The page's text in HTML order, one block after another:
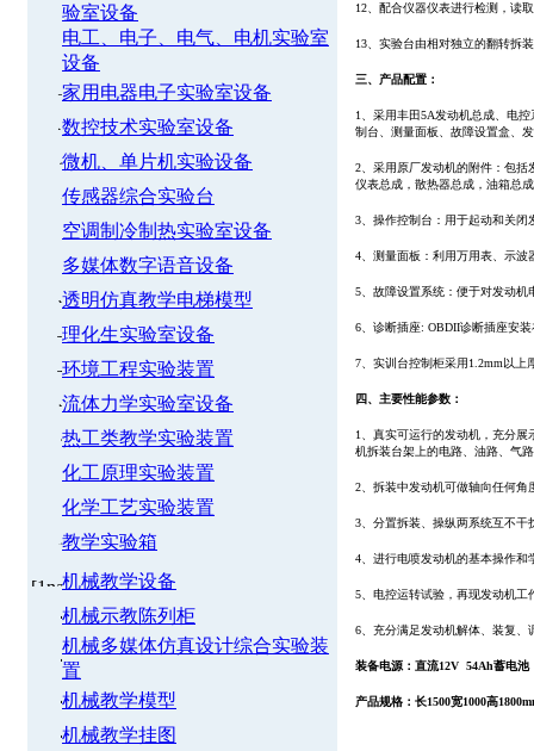
验室设备
电工、电子、电气、电机实验室
设备
家用电器电子实验室设备
数控技术实验室设备
微机、单片机实验设备
传感器综合实验台
空调制冷制热实验室设备
多媒体数字语音设备
透明仿真教学电梯模型
理化生实验室设备
环境工程实验装置
流体力学实验室设备
热工类教学实验装置
化工原理实验装置
化学工艺实验装置
教学实验箱
机械教学设备
机械示教陈列柜
机械多媒体仿真设计综合实验装
置
机械教学模型
机械教学挂图
12、配合仪器仪表进行检测，读
13、实验台由相对独立的翻转拆
三、产品配置：
1、采用丰田5A发动机总成、电
制台、测量面板、故障设置盒、
2、采用原厂发动机的附件：包
仪表总成，散热器总成，油箱总
3、操作控制台：用于起动和关
4、测量面板：利用万用表、示
5、故障设置系统：便于对发动
6、诊断插座: OBDII诊断插座安
7、实训台控制柜采用1.2mm以
四、主要性能参数：
1、真实可运行的发动机，充分
机拆装台架上的电路、油路、气
2、拆装中发动机可做轴向任何角
3、分置拆装、操纵两系统互不干
4、进行电喷发动机的基本操作和
5、电控运转试验，再现发动机
6、充分满足发动机解体、装复
装备电源：直流12V 54Ah蓄电
产品规格：长1500宽1000高